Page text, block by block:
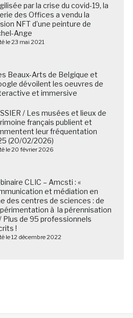
par la crise du covid-19, la
des Offices a vendu la
NFT d’une peinture de
Ange
le 23 mai 2021
Beaux-Arts de Belgique et
dévoilent les oeuvres de
et immersive
/ Les musées et lieux de
français publient et
leur fréquentation
(20/02/2026)
le 20 février 2026
CLIC – Amcsti : «
et médiation en
des centres de sciences : de
à la pérennisation
Plus de 95 professionnels
!
le 12 décembre 2022